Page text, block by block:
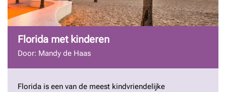
Florida met kinderen
Door: Mandy de Haas
Florida is een van de meest kindvriendelijke